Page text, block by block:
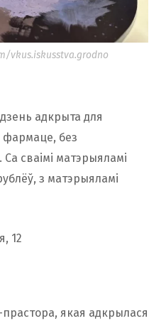
vkus.iskusstva.grodno
адкрыта для
без
сваімі матэрыяламі
з матэрыяламі
12
якая адкрылася